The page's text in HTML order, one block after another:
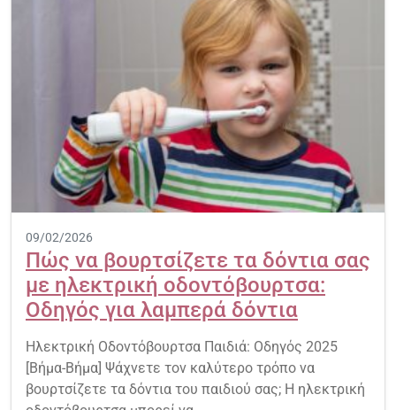
09/02/2026
Πώς να βουρτσίζετε τα δόντια σας
με ηλεκτρική οδοντόβουρτσα:
Οδηγός για λαμπερά δόντια
Ηλεκτρική Οδοντόβουρτσα Παιδιά: Οδηγός 2025
[Βήμα-Βήμα] Ψάχνετε τον καλύτερο τρόπο να
βουρτσίζετε τα δόντια του παιδιού σας; Η ηλεκτρική